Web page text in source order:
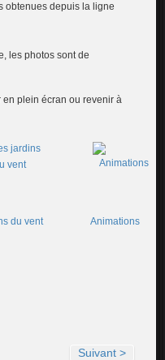
obtenues depuis la ligne
les photos sont de
en plein écran ou revenir à
du vent Animations
Suivant >